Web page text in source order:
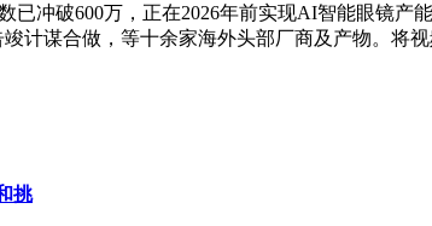
冲破600万，正在2026年前实现AI智能眼镜产
计谋合做，等十余家海外头部厂商及产物。将
挑